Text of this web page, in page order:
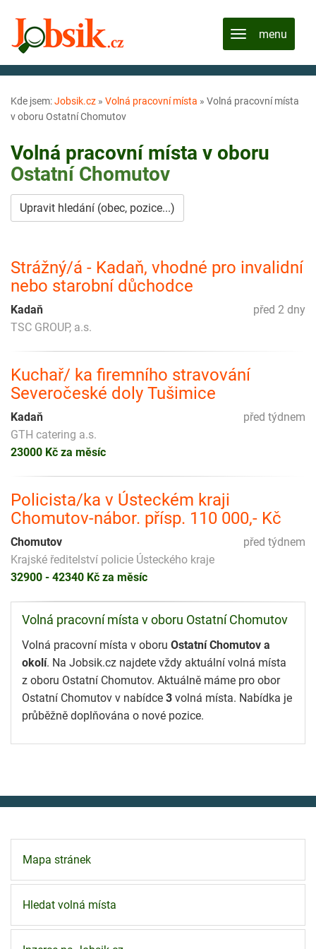
Kde jsem:Jobsik.cz » Volná pracovní místa » Volná pracovní místa
v oboru Ostatní Chomutov
Volná pracovní místa v oboru
Ostatní Chomutov
Upravit hledání (obec, pozice...)
Strážný/á - Kadaň, vhodné pro invalidní
nebo starobní důchodce
před 2 dny
Kadaň
TSC GROUP, a.s.
Kuchař/ ka firemního stravování
Severočeské doly Tušimice
před týdnem
Kadaň
GTH catering a.s.
23000 Kč za měsíc
Policista/ka v Ústeckém kraji
Chomutov-nábor. přísp. 110 000,- Kč
před týdnem
Chomutov
Krajské ředitelství policie Ústeckého kraje
32900 - 42340 Kč za měsíc
Volná pracovní místa v oboru Ostatní Chomutov
Volná pracovní místa v oboru Ostatní Chomutov a
okolí. Na Jobsik.cz najdete vždy aktuální volná místa
z oboru Ostatní Chomutov. Aktuálně máme pro obor
Ostatní Chomutov v nabídce 3 volná místa. Nabídka je
průběžně doplňována o nové pozice.
Mapa stránek
Hledat volná místa